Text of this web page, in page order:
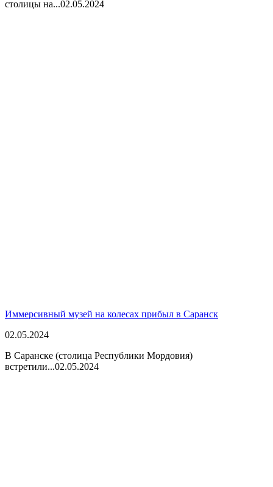
столицы на...02.05.2024
Иммерсивный музей на колесах прибыл в Саранск
02.05.2024
В Саранске (столица Республики Мордовия)
встретили...02.05.2024